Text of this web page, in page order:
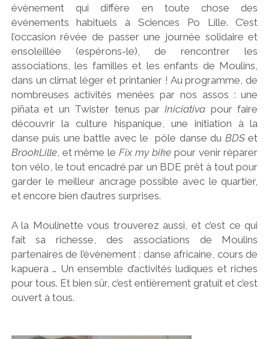
évènement qui diffère en toute chose des
évènements habituels à Sciences Po Lille. C’est
l’occasion rêvée de passer une journée solidaire et
ensoleillée (espérons-le), de rencontrer les
associations, les familles et les enfants de Moulins,
dans un climat léger et printanier ! Au programme, de
nombreuses activités menées par nos assos : une
piñata et un Twister tenus parIniciativa pour faire
découvrir la culture hispanique, une initiation à la
danse puis une battle avec le pôle danse du BDSet
BrookLille, et même leFix my bikepour venir réparer
ton vélo, le tout encadré par un BDE prêt à tout pour
garder le meilleur ancrage possible avec le quartier,
et encore bien d’autres surprises.
A la Moulinette vous trouverez aussi, et c’est ce qui
fait sa richesse, des associations de Moulins
partenaires de l’évènement : danse africaine, cours de
kapuera … Un ensemble d’activités ludiques et riches
pour tous. Et bien sûr, c’est entièrement gratuit et c’est
ouvert à tous.